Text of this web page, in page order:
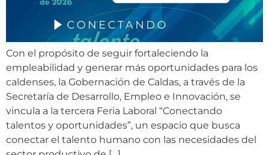
Con el propósito de seguir fortaleciendo la
empleabilidad y generar más oportunidades para los
caldenses, la Gobernación de Caldas, a través de la
Secretaría de Desarrollo, Empleo e Innovación, se
vincula a la tercera Feria Laboral “Conectando
talentos y oportunidades”, un espacio que busca
conectar el talento humano con las necesidades del